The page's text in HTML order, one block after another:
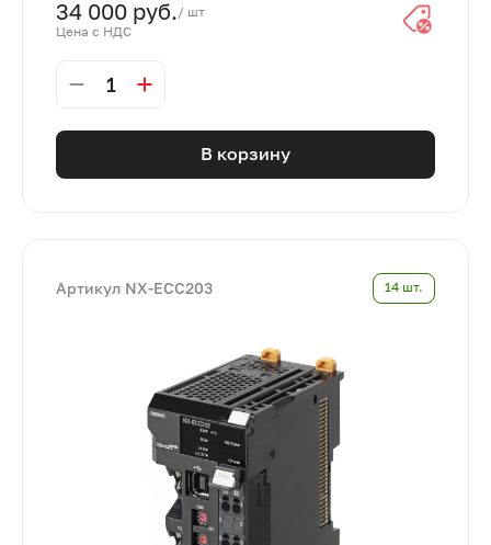
34 000 руб. / шт
Цена с НДС
1
В корзину
Артикул NX-ECC203 14 шт.